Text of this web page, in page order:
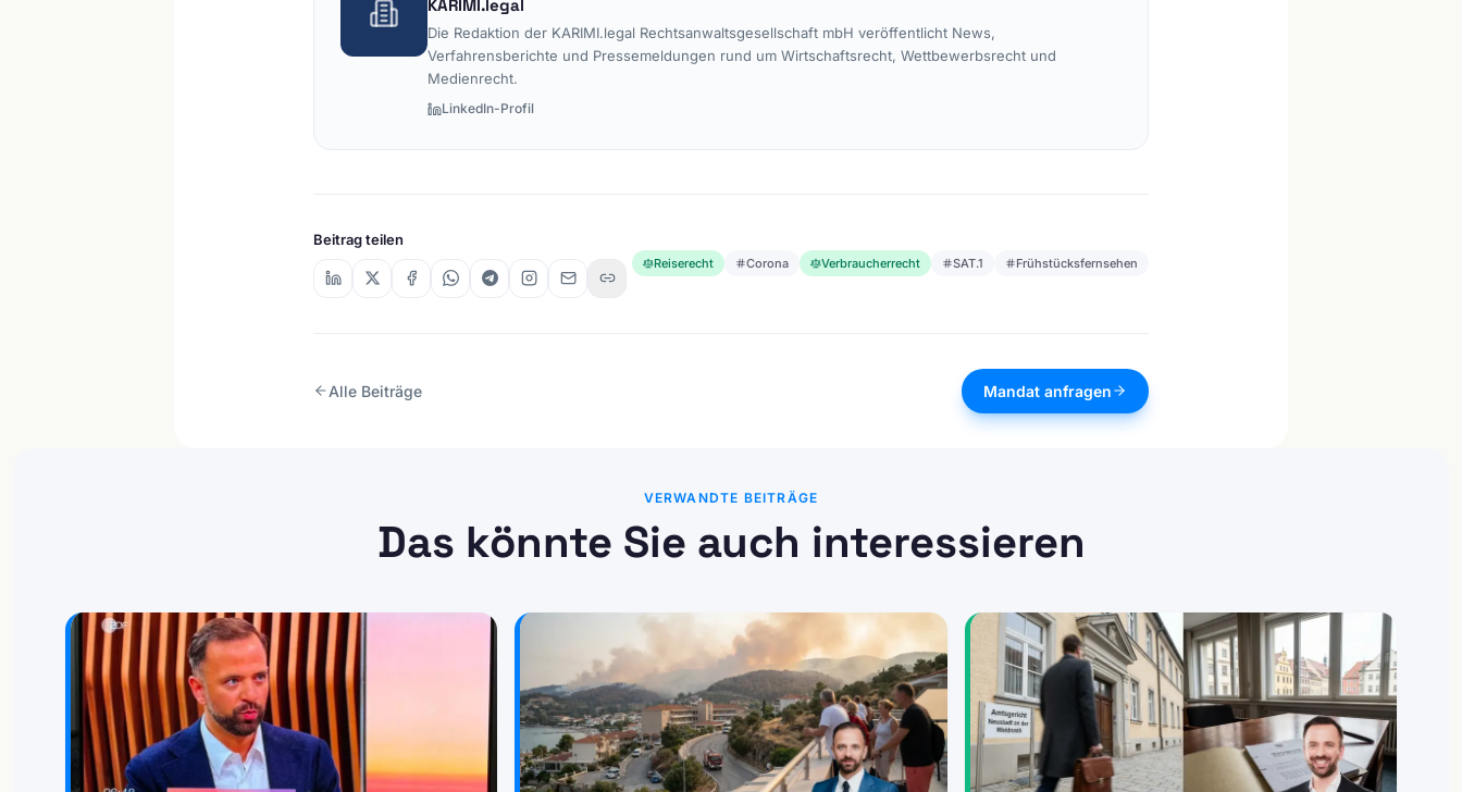
KARIMI.legal
Die Redaktion der KARIMI.legal Rechtsanwaltsgesellschaft mbH veröffentlicht News,
Verfahrensberichte und Pressemeldungen rund um Wirtschaftsrecht, Wettbewerbsrecht und
Medienrecht.
LinkedIn-Profil
Beitrag teilen
Reiserecht Corona Verbraucherrecht SAT.1 Frühstücksfernsehen
Alle Beiträge Mandat anfragen
VERWANDTE BEITRÄGE
Das könnte Sie auch interessieren